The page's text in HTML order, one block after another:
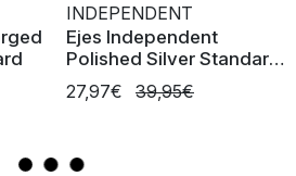
INDEPENDENT
Ejes Independent
Polished Silver Standard
Stage 11
27,97€ 39,95€